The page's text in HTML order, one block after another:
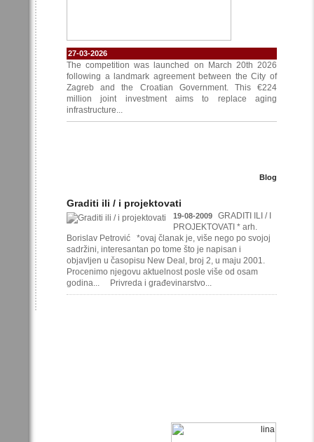
27-03-2026
The competition was launched on March 20th 2026
following a landmark agreement between the City of
Zagreb and the Croatian Government. This €224
million joint investment aims to replace aging
infrastructure...
Blog
Graditi ili / i projektovati
19-08-2009
GRADITI ILI / I
PROJEKTOVATI * arh.
Borislav Petrović *ovaj članak je, više nego po svojoj
sadržini, interesantan po tome što je napisan i
objavljen u časopisu New Deal, broj 2, u maju 2001.
Procenimo njegovu aktuelnost posle više od osam
godina... Privreda i građevinarstvo...